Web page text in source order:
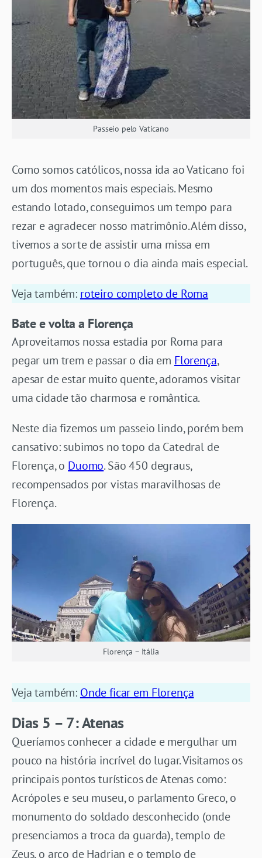
Passeio pelo Vaticano
Como somos católicos, nossa ida ao Vaticano foi
um dos momentos mais especiais. Mesmo
estando lotado, conseguimos um tempo para
rezar e agradecer nosso matrimônio. Além disso,
tivemos a sorte de assistir uma missa em
português, que tornou o dia ainda mais especial.
Veja também: roteiro completo de Roma
Bate e volta a Florença
Aproveitamos nossa estadia por Roma para
pegar um trem e passar o dia em Florença,
apesar de estar muito quente, adoramos visitar
uma cidade tão charmosa e romântica.
Neste dia fizemos um passeio lindo, porém bem
cansativo: subimos no topo da Catedral de
Florença, o Duomo. São 450 degraus,
recompensados por vistas maravilhosas de
Florença.
Florença – Itália
Veja também: Onde ficar em Florença
Dias 5 – 7: Atenas
Queríamos conhecer a cidade e mergulhar um
pouco na história incrível do lugar. Visitamos os
principais pontos turísticos de Atenas como:
Acrópoles e seu museu, o parlamento Greco, o
monumento do soldado desconhecido (onde
presenciamos a troca da guarda), templo de
Zeus, o arco de Hadrian e o templo de